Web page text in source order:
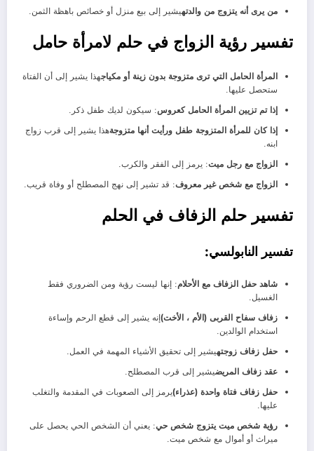
من يرى أنه يتزوج من والدتهيشير إلى بيع منزل أو خصائص باهظة الثمن.
تفسير رؤية الزواج في حلم لامرأة حامل
المرأة الحامل التي ترى متزوجة بدون زينة أو مكياجهذا يشير إلى أن الفتاة
ستحصل عليها.
إذا تم تزيين المرأة الحامل كعروس: سيكون لديك طفل ذكر.
إذا كان للمرأة المتزوجة طفل ورأيت أنها متزوجةهذا يشير إلى قرب زواج
ابنه.
الزواج مع رجل ميت: يرمز إلى الفقر والكرب.
الزواج مع شخص غير معروف: قد تشير إلى نهج المصطلح أو وفاة قريب.
تفسير حلم الزفاف في الحلم
تفسير النابولسي:
شاهد حفل الزفاف مع الأحلام: إنها ليست رؤية ومن الضروري فقط
الغسيل.
زفاف سفاح القربى (الأم ، الأخت)إنه يشير إلى قطع الرحم وإساءة
استخدام الوالدين.
حفل زفاف زوجتهيشير إلى تحقيق الأشياء المهمة في العمل.
عقد زفاف المريضيشير إلى قرب المصطلح.
حفل زفاف فتاة واحدة (عذراء)يرمز إلى الصعوبات في المقدمة والتغلب
عليها.
رؤية شخص ميت يتزوج شخص حي: يعني أن الشخص الحي يحصل على
ميراث أو أموال مع شخص ميت.